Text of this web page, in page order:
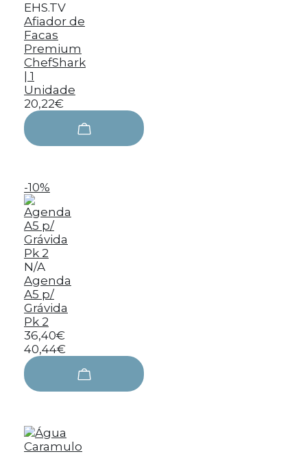
EHS.TV
Afiador de
Facas
Premium
ChefShark
| 1
Unidade
20,22€
-10%
N/A
Agenda
A5 p/
Grávida
Pk 2
36,40€
40,44€